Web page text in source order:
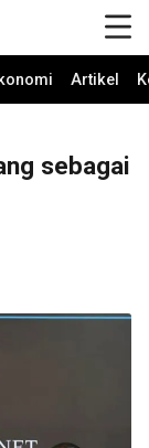
Artikel
sebagai